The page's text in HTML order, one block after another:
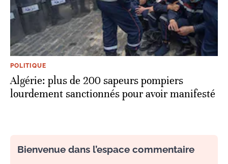
POLITIQUE
Algérie: plus de 200 sapeurs pompiers
lourdement sanctionnés pour avoir manifesté
Bienvenue dans l’espace commentaire